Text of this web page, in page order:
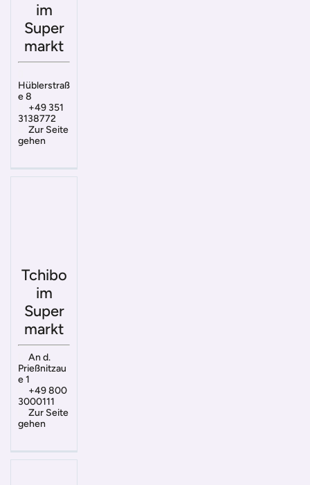
im
Super
markt
Hüblerstraß
e 8
+49 351
3138772
Zur Seite
gehen
Tchibo
im
Super
markt
An d.
Prießnitzau
e 1
+49 800
3000111
Zur Seite
gehen